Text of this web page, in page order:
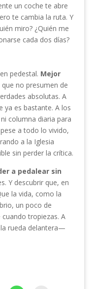
un coche te abre
te cambia la ruta. Y
miro? ¿Quién me
cada dos días?
pedestal. Mejor
que no presumen de
absolutas. A
ya es bastante. A los
columna diaria para
a todo lo vivido,
a la Iglesia
sin perder la crítica.
a pedalear sin
Y descubrir que, en
la vida, como la
un poco de
tropiezas. A
rueda delantera—